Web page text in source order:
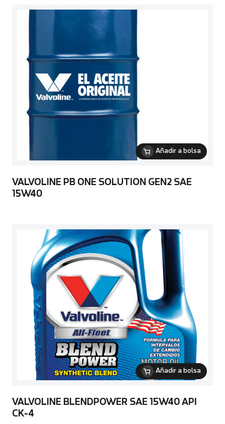
Añadir a bolsa
VALVOLINE PB ONE SOLUTION GEN2 SAE
15W40
Añadir a bolsa
VALVOLINE BLENDPOWER SAE 15W40 API
CK-4